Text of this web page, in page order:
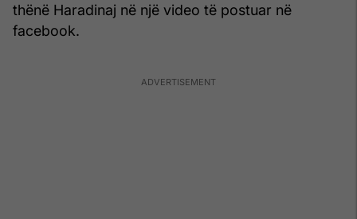
thënë Haradinaj në një video të postuar në
facebook.